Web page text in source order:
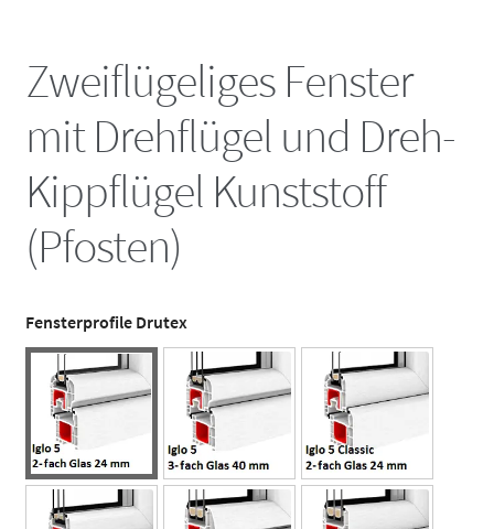
Zweiflügeliges Fenster
mit Drehflügel und Dreh-
Kippflügel Kunststoff
(Pfosten)
Fensterprofile Drutex